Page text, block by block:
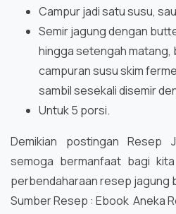
Campur jadi satu susu,
Semir jagung dengan
hingga setengah matang,
campuran susu skim
sambil sesekali disemir
Untuk 5 porsi.
Demikian postingan Resep
semoga bermanfaat bagi
perbendaharaan resep jagung
Sumber Resep : Ebook Aneka